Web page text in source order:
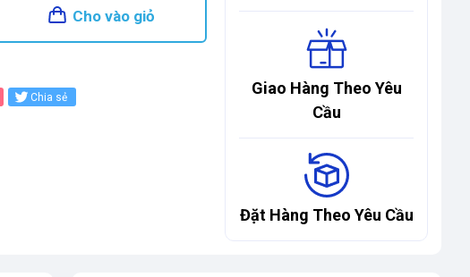
Cho vào giỏ
Chia sẻ
Giao Hàng Theo Yêu
Cầu
Đặt Hàng Theo Yêu Cầu